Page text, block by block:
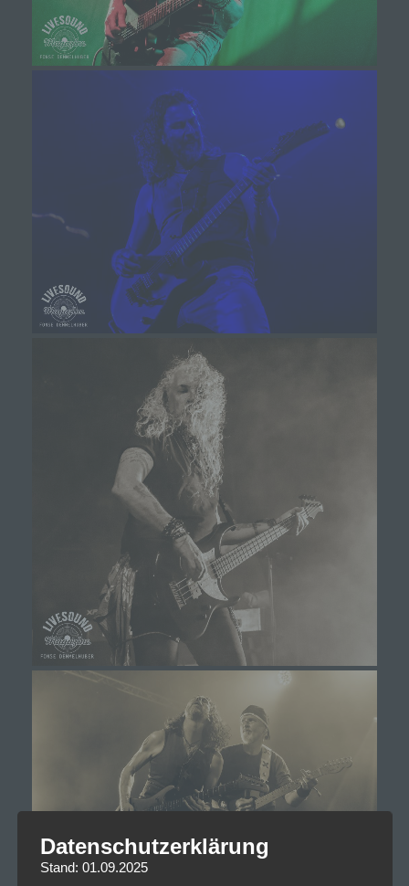
Datenschutzerklärung
Stand: 01.09.2025